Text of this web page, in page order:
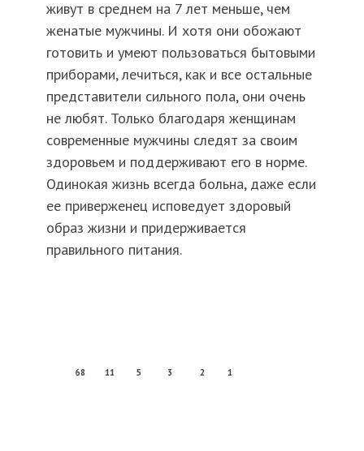
живут в среднем на 7 лет меньше, чем
женатые мужчины. И хотя они обожают
готовить и умеют пользоваться бытовыми
приборами, лечиться, как и все остальные
представители сильного пола, они очень
не любят. Только благодаря женщинам
современные мужчины следят за своим
здоровьем и поддерживают его в норме.
Одинокая жизнь всегда больна, даже если
ее приверженец исповедует здоровый
образ жизни и придерживается
правильного питания.
68 11 5 3 2 1